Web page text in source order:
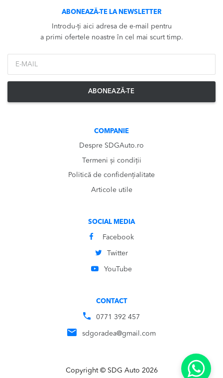
ABONEAZĂ-TE LA NEWSLETTER
Introdu-ți aici adresa de e-mail pentru
a primi ofertele noastre în cel mai scurt timp.
ABONEAZĂ-TE
COMPANIE
Despre SDGAuto.ro
Termeni și condiții
Politică de confidențialitate
Articole utile
SOCIAL MEDIA
Facebook
Twitter
YouTube
CONTACT
0771 392 457
sdgoradea@gmail.com
Copyright © SDG Auto 2026